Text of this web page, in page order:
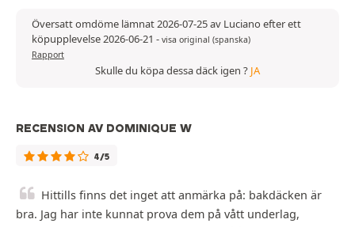
Översatt omdöme lämnat 2026-07-25 av Luciano efter ett
köpupplevelse 2026-06-21 - visa original (spanska)
Rapport
Skulle du köpa dessa däck igen ? JA
RECENSION AV DOMINIQUE W
4/5
Hittills finns det inget att anmärka på: bakdäcken är
bra. Jag har inte kunnat prova dem på vått underlag,